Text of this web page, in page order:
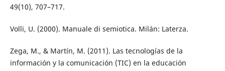
49(10), 707–717.
Volli, U. (2000). Manuale di semiotica. Milán: Laterza.
Zega, M., & Martín, M. (2011). Las tecnologías de la
información y la comunicación (TIC) en la educación